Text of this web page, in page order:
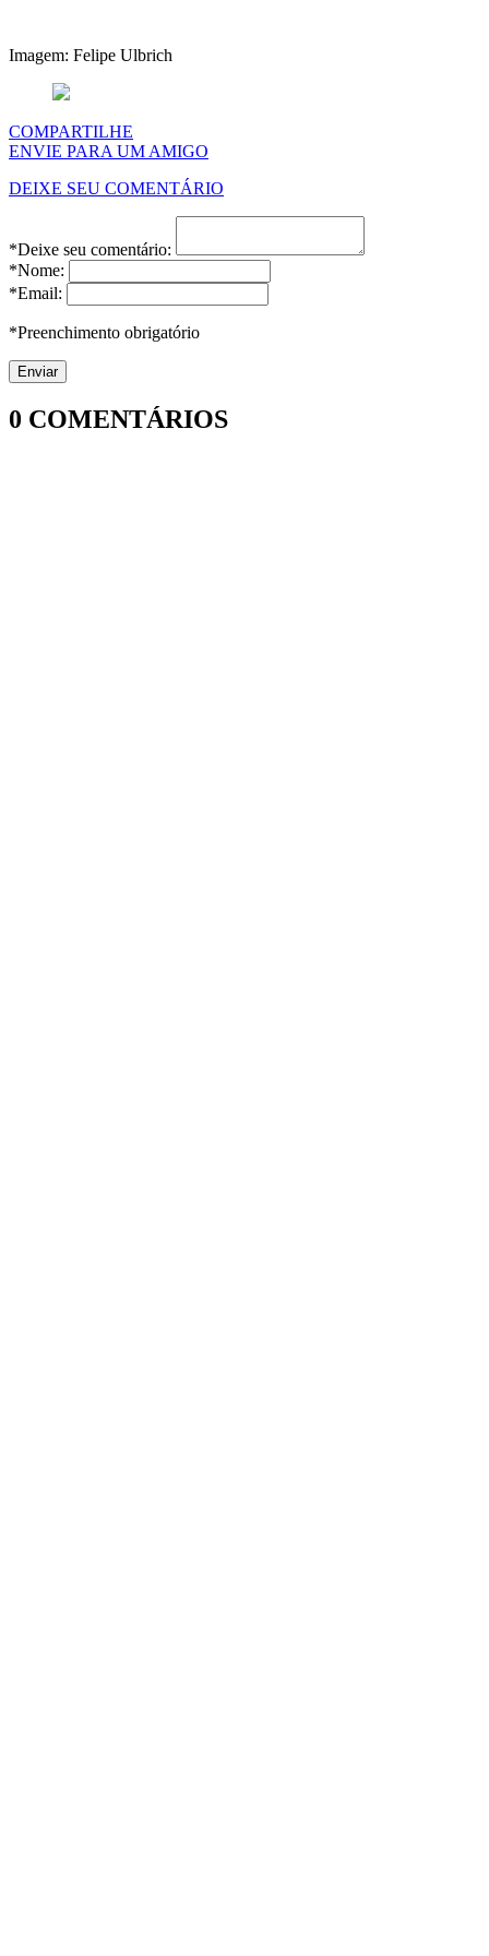
Imagem: Felipe Ulbrich
COMPARTILHE
ENVIE PARA UM AMIGO
DEIXE SEU COMENTÁRIO
*Deixe seu comentário:
*Nome:
*Email:
*Preenchimento obrigatório
0 COMENTÁRIOS